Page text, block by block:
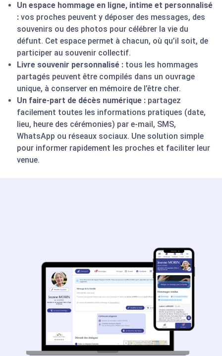
Un espace hommage en ligne, intime et personnalisé
: vos proches peuvent y déposer des messages, des
souvenirs ou des photos pour célébrer la vie du
défunt. Cet espace permet à chacun, où qu’il soit, de
participer au souvenir collectif.
Livre souvenir personnalisé : tous les hommages
partagés peuvent être compilés dans un ouvrage
unique, à conserver en mémoire de l’être cher.
Un faire-part de décès numérique : partagez
facilement toutes les informations pratiques (date,
lieu, heure des cérémonies) par e-mail, SMS,
WhatsApp ou réseaux sociaux. Une solution simple
pour informer rapidement les proches et faciliter leur
venue.